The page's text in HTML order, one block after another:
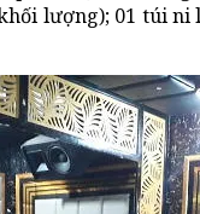
lượng); 01 túi ni